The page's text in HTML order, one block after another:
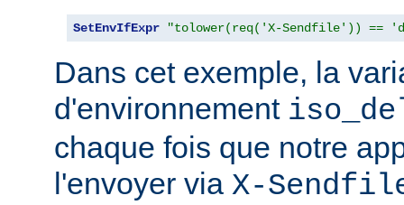
SetEnvIfExpr "tolower(req('X-Sendfile')) ==
Dans cet exemple, la
d'environnement
chaque fois que notre
l'envoyer via X-